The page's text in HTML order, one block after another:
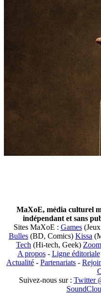
MaXoE, média culturel
indépendant et sans
Sites MaXoE : Games
Bulles (BD, Comics) Kissa
Tech (Hi-tech, Geek) Zoom
A propos- Ligne éditoriale
Actualité - Partenariats -
Suivez-nous sur : Twitter